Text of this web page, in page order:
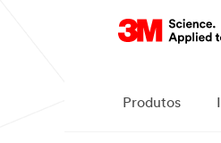
Produtos